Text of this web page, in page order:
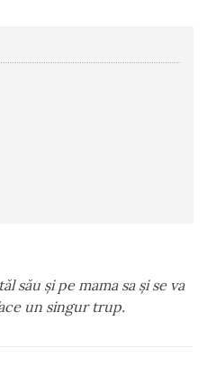
său şi pe mama sa şi se va
un singur trup.